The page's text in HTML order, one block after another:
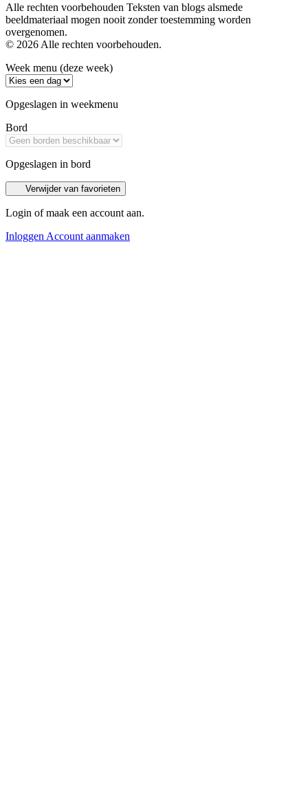
Alle rechten voorbehouden Teksten van blogs alsmede
beeldmateriaal mogen nooit zonder toestemming worden
overgenomen.
© 2026 Alle rechten voorbehouden.
Week menu (deze week)
Opgeslagen in weekmenu
Bord
Opgeslagen in bord
Verwijder van favorieten
Login of maak een account aan.
Inloggen Account aanmaken